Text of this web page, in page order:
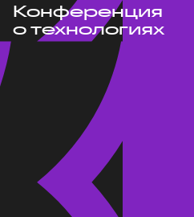
Конференция
о технологиях